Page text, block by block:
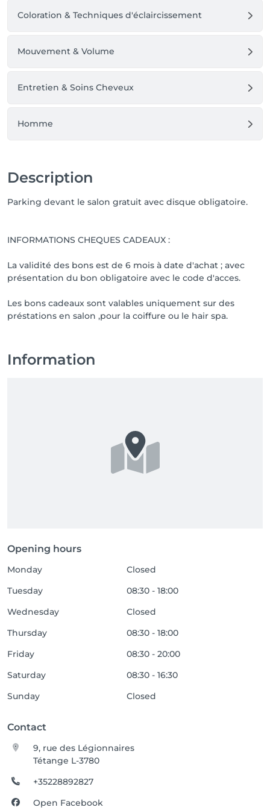
Coloration & Techniques d'éclaircissement
Mouvement & Volume
Entretien & Soins Cheveux
Homme
Description
Parking devant le salon gratuit avec disque obligatoire.
INFORMATIONS CHEQUES CADEAUX :
La validité des bons est de 6 mois à date d'achat ; avec
présentation du bon obligatoire avec le code d'acces.
Les bons cadeaux sont valables uniquement sur des
Information
Opening hours
Monday
Closed
Tuesday
08:30 - 18:00
Wednesday
Closed
Thursday
08:30 - 18:00
Friday
08:30 - 20:00
Saturday
08:30 - 16:30
Sunday
Closed
Contact
9, rue des Légionnaires
Tétange L-3780
+35228892827
Open Facebook